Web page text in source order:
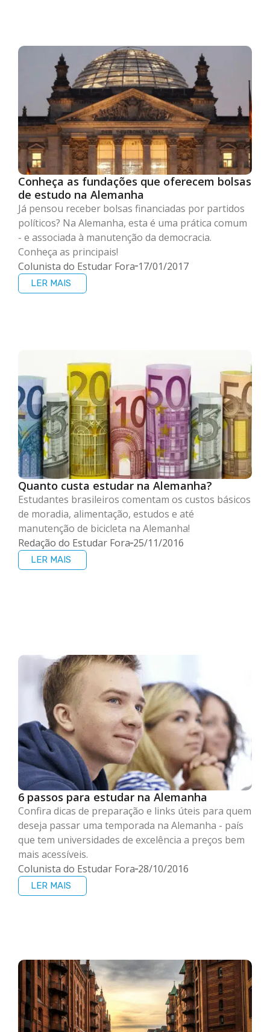
Conheça as fundações que oferecem bolsas
de estudo na Alemanha
Já pensou receber bolsas financiadas por partidos
políticos? Na Alemanha, esta é uma prática comum
- e associada à manutenção da democracia.
Conheça as principais!
Colunista do Estudar Fora 17/01/2017
LER MAIS
Quanto custa estudar na Alemanha?
Estudantes brasileiros comentam os custos básicos
de moradia, alimentação, estudos e até
manutenção de bicicleta na Alemanha!
Redação do Estudar Fora 25/11/2016
LER MAIS
6 passos para estudar na Alemanha
Confira dicas de preparação e links úteis para quem
deseja passar uma temporada na Alemanha - país
que tem universidades de excelência a preços bem
mais acessíveis.
Colunista do Estudar Fora 28/10/2016
LER MAIS